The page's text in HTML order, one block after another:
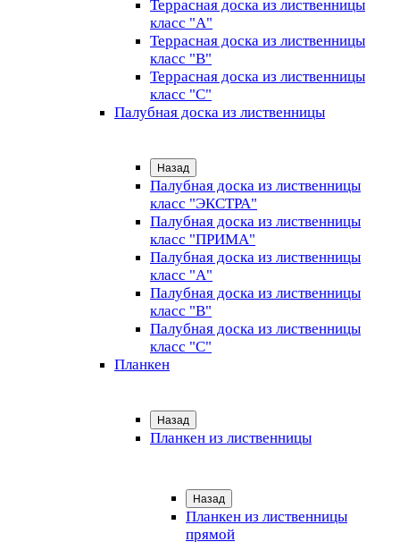
Террасная доска из лиственницы
класс "А"
Террасная доска из лиственницы
класс "B"
Террасная доска из лиственницы
класс "C"
Палубная доска из лиственницы
Назад
Палубная доска из лиственницы
класс "ЭКСТРА"
Палубная доска из лиственницы
класс "ПРИМА"
Палубная доска из лиственницы
класс "А"
Палубная доска из лиственницы
класс "B"
Палубная доска из лиственницы
класс "C"
Планкен
Назад
Планкен из лиственницы
Назад
Планкен из лиственницы
прямой